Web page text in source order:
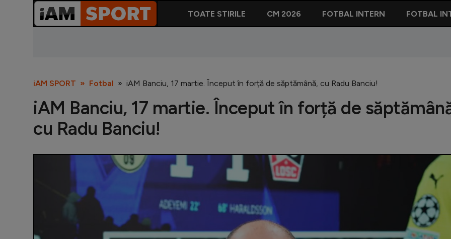
TOATE STIRILE CM 2026 FOTBAL INTERN FOTBAL
iAM SPORT Fotbal iAM Banciu, 17 martie. Început în forță de săptămână, cu Radu Banciu!
iAM Banciu, 17 martie. Început în forță de
cu Radu Banciu!